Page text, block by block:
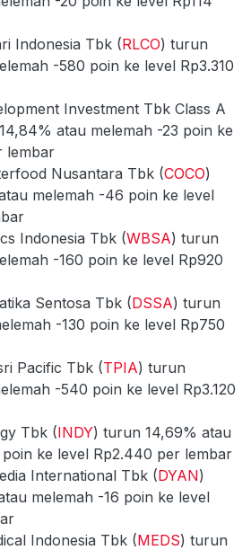
Indonesia Tbk (RLCO) turun
-580 poin ke level Rp3.310
Investment Tbk Class A
atau melemah -23 poin ke
lembar
Nusantara Tbk (COCO)
melemah -46 poin ke level
Indonesia Tbk (WBSA) turun
-160 poin ke level Rp920
Sentosa Tbk (DSSA) turun
-130 poin ke level Rp750
Pacific Tbk (TPIA) turun
-540 poin ke level Rp3.120
Tbk (INDY) turun 14,69% atau
ke level Rp2.440 per lembar
International Tbk (DYAN)
melemah -16 poin ke level
Indonesia Tbk (MEDS) turun